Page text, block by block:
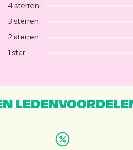
4 sterren
3 sterren
2 sterren
1 ster